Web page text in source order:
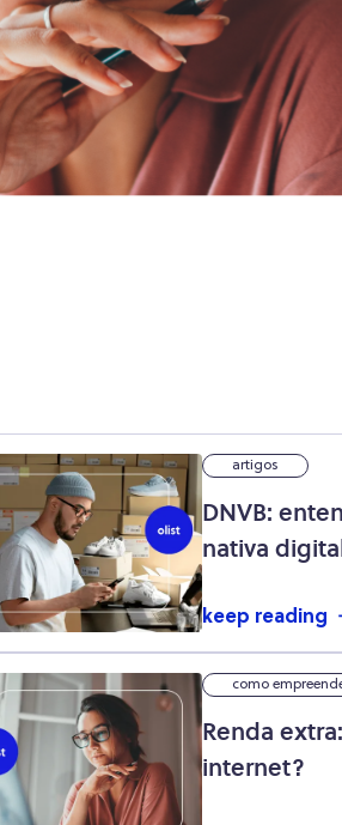
artigos
DNVB:
nativa
keep reading
como
Renda
internet?